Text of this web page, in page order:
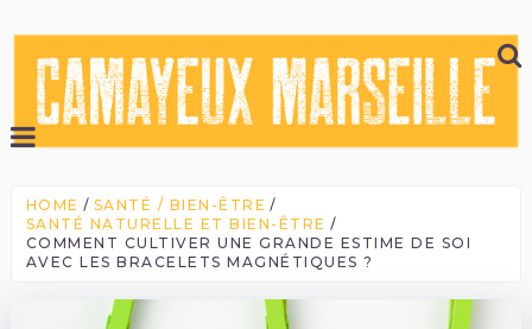
HOME
SANTÉ / BIEN-ÊTRE
SANTÉ NATURELLE ET BIEN-ÊTRE
COMMENT CULTIVER UNE GRANDE ESTIME DE SOI
AVEC LES BRACELETS MAGNÉTIQUES ?